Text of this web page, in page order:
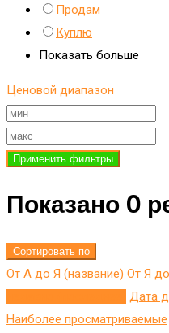
Продам
Куплю
Показать больше
Ценовой диапазон
Применить фильтры
Показано 0
Сортировать по
От А до Я (название) От Я
Дата
Наиболее просматриваемые